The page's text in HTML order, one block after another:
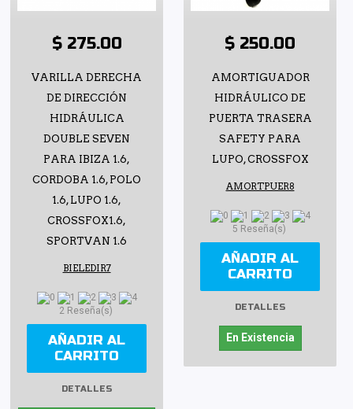
$ 275.00
VARILLA DERECHA
DE DIRECCIÓN
HIDRÁULICA
DOUBLE SEVEN
PARA IBIZA 1.6,
CORDOBA 1.6, POLO
1.6, LUPO 1.6,
CROSSFOX1.6,
SPORTVAN 1.6
BIELEDIR7
2 Reseña(s)
AÑADIR AL
CARRITO
DETALLES
$ 250.00
AMORTIGUADOR
HIDRÁULICO DE
PUERTA TRASERA
SAFETY PARA
LUPO, CROSSFOX
AMORTPUER8
5 Reseña(s)
AÑADIR AL
CARRITO
DETALLES
En Existencia